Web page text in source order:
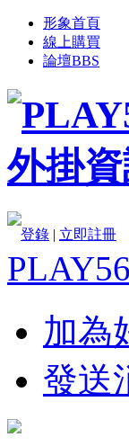
形象首頁
線上購買
論壇BBS
登錄 | 立即註冊
加為
發送